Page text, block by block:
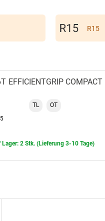
R15
EFFICIENTGRIP COMPACT
TL OT
Lager: 2 Stk. (Lieferung 3-10 Tage)